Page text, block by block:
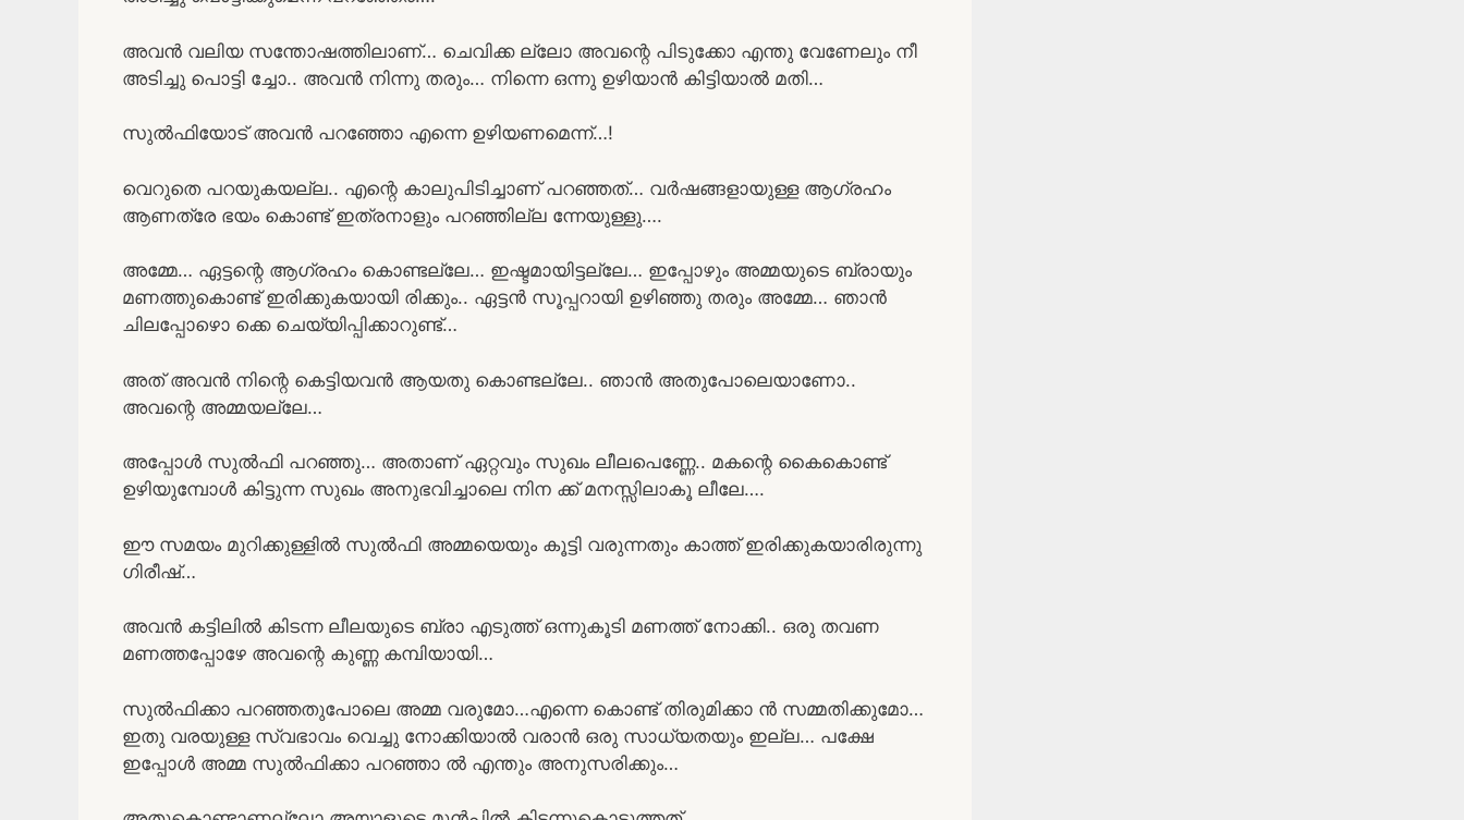
അവൻ വലിയ സന്തോഷത്തിലാണ്… ചെവിക്ക ല്ലോ അവന്റെ പിടുക്കോ എന്തു വേണേലും നീ
അടിച്ചു പൊട്ടി ച്ചോ.. അവൻ നിന്നു തരും… നിന്നെ ഒന്നു ഉഴിയാൻ കിട്ടിയാൽ മതി…
സുൽഫിയോട് അവൻ പറഞ്ഞോ എന്നെ ഉഴിയണമെന്ന്…!
വെറുതെ പറയുകയല്ല.. എന്റെ കാലുപിടിച്ചാണ് പറഞ്ഞത്… വർഷങ്ങളായുള്ള ആഗ്രഹം
ആണത്രേ ഭയം കൊണ്ട് ഇത്രനാളും പറഞ്ഞില്ല ന്നേയുള്ളു….
അമ്മേ… ഏട്ടന്റെ ആഗ്രഹം കൊണ്ടല്ലേ… ഇഷ്ടമായിട്ടല്ലേ… ഇപ്പോഴും അമ്മയുടെ ബ്രായും
മണത്തുകൊണ്ട് ഇരിക്കുകയായി രിക്കും.. ഏട്ടൻ സൂപ്പറായി ഉഴിഞ്ഞു തരും അമ്മേ… ഞാൻ
ചിലപ്പോഴൊ ക്കെ ചെയ്യിപ്പിക്കാറുണ്ട്…
അത് അവൻ നിന്റെ കെട്ടിയവൻ ആയതു കൊണ്ടല്ലേ.. ഞാൻ അതുപോലെയാണോ..
അവന്റെ അമ്മയല്ലേ…
അപ്പോൾ സുൽഫി പറഞ്ഞു… അതാണ് ഏറ്റവും സുഖം ലീലപെണ്ണേ.. മകന്റെ കൈകൊണ്ട്
ഉഴിയുമ്പോൾ കിട്ടുന്ന സുഖം അനുഭവിച്ചാലെ നിന ക്ക് മനസ്സിലാകൂ ലീലേ….
ഈ സമയം മുറിക്കുള്ളിൽ സുൽഫി അമ്മയെയും കൂട്ടി വരുന്നതും കാത്ത് ഇരിക്കുകയാരിരുന്നു
ഗിരീഷ്…
അവൻ കട്ടിലിൽ കിടന്ന ലീലയുടെ ബ്രാ എടുത്ത് ഒന്നുകൂടി മണത്ത് നോക്കി.. ഒരു തവണ
മണത്തപ്പോഴേ അവന്റെ കുണ്ണ കമ്പിയായി…
സുൽഫിക്കാ പറഞ്ഞതുപോലെ അമ്മ വരുമോ…എന്നെ കൊണ്ട് തിരുമിക്കാ ൻ സമ്മതിക്കുമോ…
ഇതു വരയുള്ള സ്വഭാവം വെച്ചു നോക്കിയാൽ വരാൻ ഒരു സാധ്യതയും ഇല്ല… പക്ഷേ
ഇപ്പോൾ അമ്മ സുൽഫിക്കാ പറഞ്ഞാ ൽ എന്തും അനുസരിക്കും…